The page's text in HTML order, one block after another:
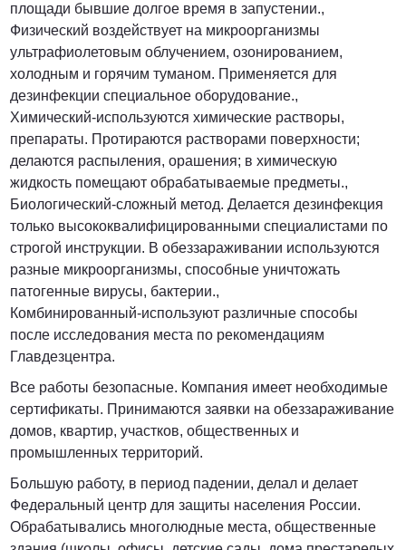
площади бывшие долгое время в запустении.,
Физический воздействует на микроорганизмы
ультрафиолетовым облучением, озонированием,
холодным и горячим туманом. Применяется для
дезинфекции специальное оборудование.,
Химический-используются химические растворы,
препараты. Протираются растворами поверхности;
делаются распыления, орашения; в химическую
жидкость помещают обрабатываемые предметы.,
Биологический-сложный метод. Делается дезинфекция
только высококвалифицированными специалистами по
строгой инструкции. В обеззараживании используются
разные микроорганизмы, способные уничтожать
патогенные вирусы, бактерии.,
Комбинированный-используют различные способы
после исследования места по рекомендациям
Главдезцентра.
Все работы безопасные. Компания имеет необходимые
сертификаты. Принимаются заявки на обеззараживание
домов, квартир, участков, общественных и
промышленных территорий.
Большую работу, в период падении, делал и делает
Федеральный центр для защиты населения России.
Обрабатывались многолюдные места, общественные